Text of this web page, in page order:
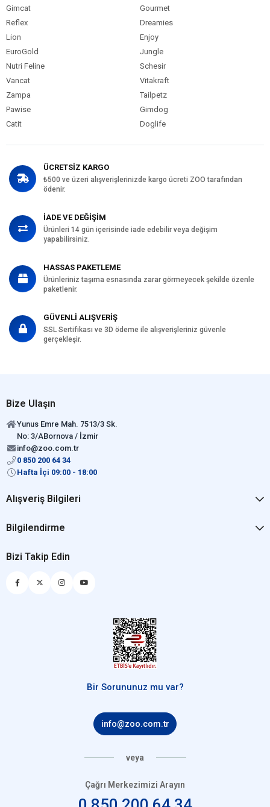
Gimcat
Gourmet
Reflex
Dreamies
Lion
Enjoy
EuroGold
Jungle
Nutri Feline
Schesir
Vancat
Vitakraft
Zampa
Tailpetz
Pawise
Gimdog
Catit
Doglife
ÜCRETSİZ KARGO
₺500 ve üzeri alışverişlerinizde kargo ücreti ZOO tarafından
ödenir.
İADE VE DEĞİŞİM
Ürünleri 14 gün içerisinde iade edebilir veya değişim
yapabilirsiniz.
HASSAS PAKETLEME
Ürünleriniz taşıma esnasında zarar görmeyecek şekilde özenle
paketlenir.
GÜVENLİ ALIŞVERİŞ
SSL Sertifikası ve 3D ödeme ile alışverişleriniz güvenle
gerçekleşir.
Bize Ulaşın
Yunus Emre Mah. 7513/3 Sk.
No: 3/ABornova / İzmir
info@zoo.com.tr
0 850 200 64 34
Hafta İçi 09:00 - 18:00
Alışveriş Bilgileri
Bilgilendirme
Bizi Takip Edin
Bir Sorununuz mu var?
info@zoo.com.tr
veya
Çağrı Merkezimizi Arayın